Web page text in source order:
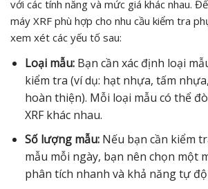
với các tính năng và mức giá khác nhau.
máy XRF phù hợp cho nhu cầu kiểm tra
xem xét các yếu tố sau:
Loại mẫu:Bạn cần xác định loại
kiểm tra (ví dụ: hạt nhựa, tấm
hoàn thiện). Mỗi loại mẫu có thể
XRF khác nhau.
Số lượng mẫu:Nếu bạn cần kiểm
mẫu mỗi ngày, bạn nên chọn một
phân tích nhanh và khả năng tự